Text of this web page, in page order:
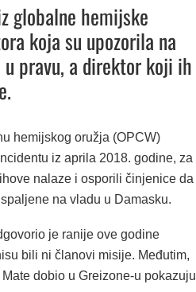
globalne hemijske
koja su upozorila na
pravu, a direktor koji ih
hemijskog oružja (OPCW)
iz aprila 2018. godine, za
nalaze i osporili činjenice da
na vladu u Damasku.
je ranije ove godine
bili ni članovi misije. Međutim,
dobio u Greizone-u pokazuju